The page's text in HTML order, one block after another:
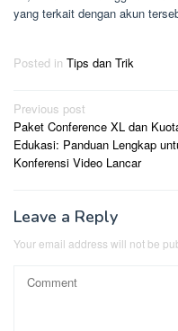
yang terkait dengan akun
Posted in Tips dan Trik
Post
navigation
Previous post
Paket Conference XL dan
Edukasi: Panduan Lengkap
Konferensi Video Lancar
Leave a Reply
Your email address will not be